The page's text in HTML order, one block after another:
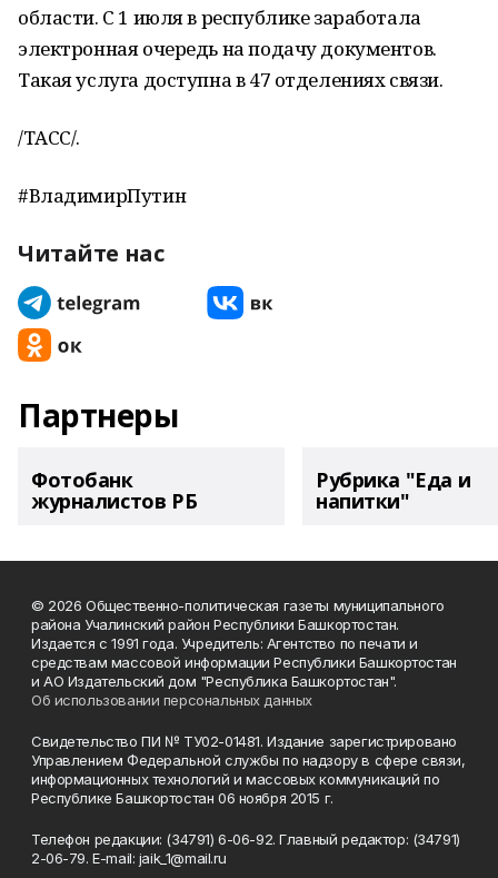
области. С 1 июля в республике заработала
электронная очередь на подачу документов.
Такая услуга доступна в 47 отделениях связи.
/ТАСС/.
#ВладимирПутин
Читайте нас
Партнеры
Фотобанк
журналистов РБ
Рубрика "Еда и
напитки"
© 2026 Общественно-политическая газеты муниципального
района Учалинский район Республики Башкортостан.
Издается с 1991 года. Учредитель: Агентство по печати и
средствам массовой информации Республики Башкортостан
и АО Издательский дом "Республика Башкортостан".
Об использовании персональных данных
Свидетельство ПИ № ТУ02-01481. Издание зарегистрировано
Управлением Федеральной службы по надзору в сфере связи,
информационных технологий и массовых коммуникаций по
Республике Башкортостан 06 ноября 2015 г.
Телефон редакции: (34791) 6-06-92. Главный редактор: (34791)
2-06-79. Е-mаil: jaik_1@mail.ru